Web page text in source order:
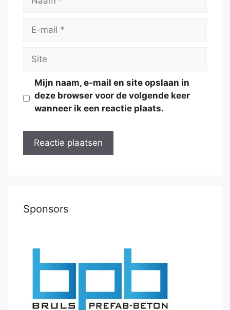
Site
Mijn naam, e-mail en site opslaan in
deze browser voor de volgende keer
wanneer ik een reactie plaats.
Sponsors